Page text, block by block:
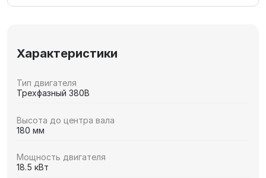
Характеристики
Тип двигателя
Трехфазный 380В
Высота до центра вала
180 мм
Мощность двигателя
18.5 кВт